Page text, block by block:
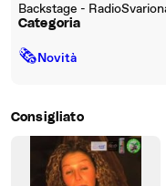
Backstage -
Categoria
🗞Novità
Consigliato